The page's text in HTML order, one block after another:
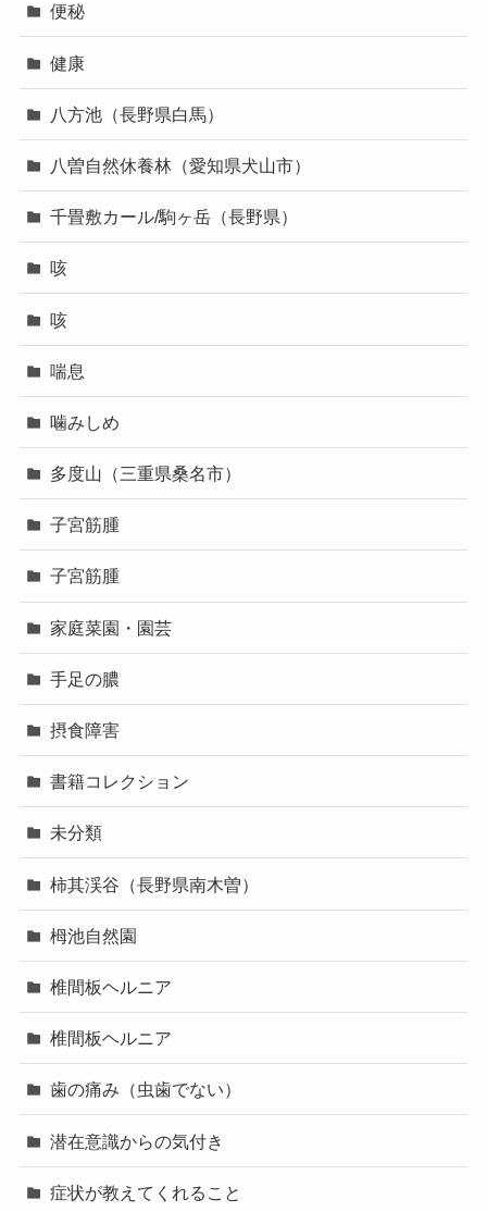
便秘
健康
八方池（長野県白馬）
八曽自然休養林（愛知県犬山市）
千畳敷カール/駒ヶ岳（長野県）
咳
咳
喘息
噛みしめ
多度山（三重県桑名市）
子宮筋腫
子宮筋腫
家庭菜園・園芸
手足の膿
摂食障害
書籍コレクション
未分類
柿其渓谷（長野県南木曽）
栂池自然園
椎間板ヘルニア
椎間板ヘルニア
歯の痛み（虫歯でない）
潜在意識からの気付き
症状が教えてくれること